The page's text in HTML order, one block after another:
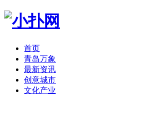
首页
青岛万象
最新资讯
创意城市
文化产业